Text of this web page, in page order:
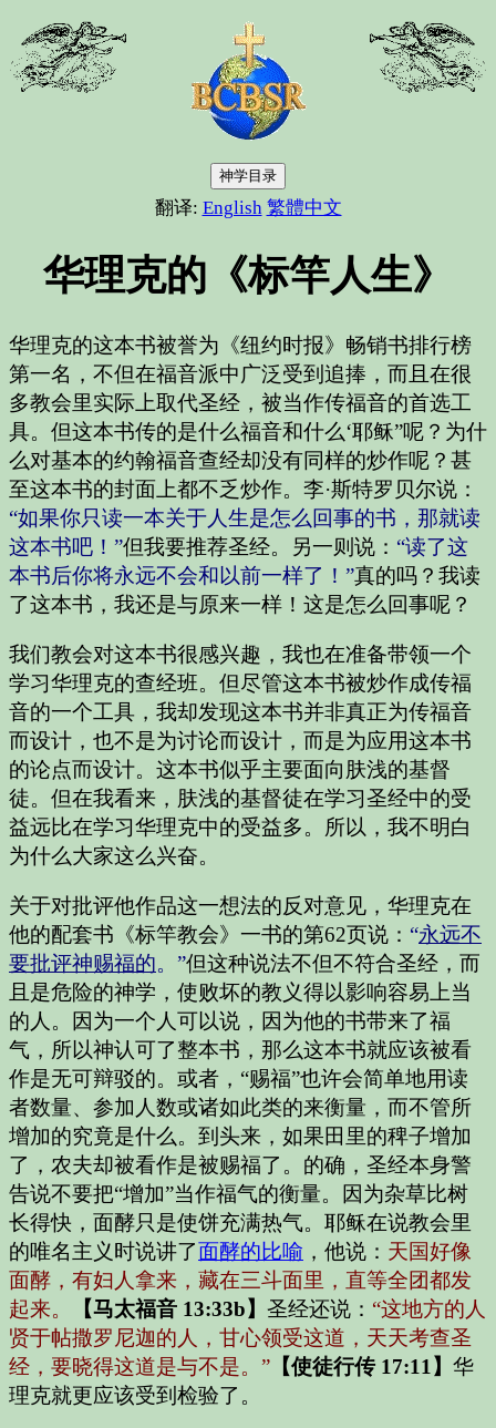
神学目录
翻译: English 繁體中文
华理克的《标竿人生》
华理克的这本书被誉为《纽约时报》畅销书排行榜
第一名，不但在福音派中广泛受到追捧，而且在很
多教会里实际上取代圣经，被当作传福音的首选工
具。但这本书传的是什么福音和什么‘耶稣”呢？为什
么对基本的约翰福音查经却没有同样的炒作呢？甚
至这本书的封面上都不乏炒作。李·斯特罗贝尔说：
“如果你只读一本关于人生是怎么回事的书，那就读
这本书吧！”但我要推荐圣经。另一则说： “读了这
本书后你将永远不会和以前一样了！”真的吗？我读
了这本书，我还是与原来一样！这是怎么回事呢？
我们教会对这本书很感兴趣，我也在准备带领一个
学习华理克的查经班。但尽管这本书被炒作成传福
音的一个工具，我却发现这本书并非真正为传福音
而设计，也不是为讨论而设计，而是为应用这本书
的论点而设计。这本书似乎主要面向肤浅的基督
徒。但在我看来，肤浅的基督徒在学习圣经中的受
益远比在学习华理克中的受益多。所以，我不明白
为什么大家这么兴奋。
关于对批评他作品这一想法的反对意见，华理克在
他的配套书《标竿教会》一书的第62页说： “永远不
要批评神赐福的。”但这种说法不但不符合圣经，而
且是危险的神学，使败坏的教义得以影响容易上当
的人。因为一个人可以说，因为他的书带来了福
气，所以神认可了整本书，那么这本书就应该被看
作是无可辩驳的。或者，“赐福”也许会简单地用读
者数量、参加人数或诸如此类的来衡量，而不管所
增加的究竟是什么。到头来，如果田里的稗子增加
了，农夫却被看作是被赐福了。的确，圣经本身警
告说不要把“增加”当作福气的衡量。因为杂草比树
长得快，面酵只是使饼充满热气。耶稣在说教会里
的唯名主义时说讲了面酵的比喻 ，他说： 天国好像
面酵，有妇人拿来，藏在三斗面里，直等全团都发
起来。
【马太福音 13:33b】 圣经还说： “这地方的人
贤于帖撒罗尼迦的人，甘心领受这道，天天考查圣
经，要晓得这道是与不是。” 【使徒行传 17:11】 华
理克就更应该受到检验了。